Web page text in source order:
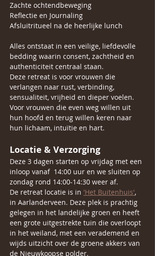
Zachte ochtendbeweging
Reflectie en Journaling
Afsluitritueel na de heerlijke lunch
Alles ontstaat in een veilige, liefdevolle
bedding waarin consent, zachtheid en
authenticiteit centraal staan.
Deze retreat is voor vrouwen die
verlangen naar rust, verbinding,
sensualiteit, vrijheid en dieper voelen.
Voor vrouwen die even weg willen uit
hun hoofd en terug willen keren naar
hun lichaam, intuïtie en hart.
Locatie & Verzorging
Deze 3 dagen starten op vrijdag met een
inloop vanaf  14:00 uur en we sluiten op
zondag rond 14:00-14:30 weer af.
De retreat locatie is in 'Het Buitenhuis',
in Aarlanderveen. Deze plek is prachtig
gelegen in het landelijke groen en heeft
een grote uitgestrekte tuin die overloopt
in het weiland, met een verademend en
wijds uitzicht over de groene akkers van
de Nieuwkoopse polder.